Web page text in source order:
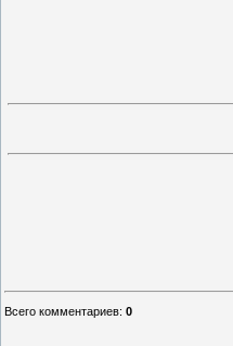
Всего комментариев: 0